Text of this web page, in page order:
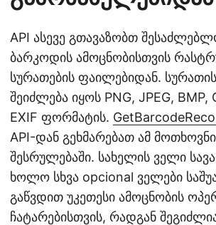
API ასევე გთავაზობთ
ბარკოდის ამოცნობისთვის
სურათების ფაილებიდან.
შეიძლება იყოს PNG, JPEG, BMP,
EXIF ფორმატის.
API-დან გეხმარებათ ამ
შესრულებაში. სახელის ველი
ხოლო სხვა opcional ველები
გაწვდით უკეთესი ამოცნობის
ჩატარებისთვის, რადგან